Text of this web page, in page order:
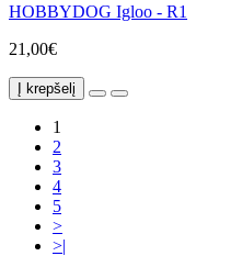
HOBBYDOG Igloo - R1
21,00€
Į krepšelį
1
2
3
4
5
>
>|